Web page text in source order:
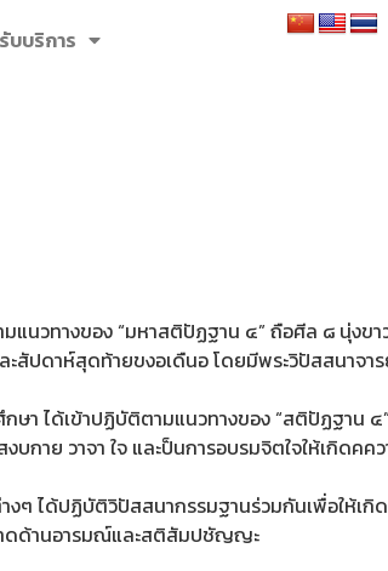
บริการ
นวทางของ “มหาสติปัฏฐาน ๔” ถือศีล ๘ นุ่งขา
สัปดาห์สุดท้ายขงอเดืนอ โดยมีพระวิปัสสนาจา
า ได้เข้าปฏิบัติตามแนวทางของ “สติปัฏฐาน ๔
กาย วาจา ใจ และป็นการอบรมจิตใจให้เกิดคค
ๆ ได้ปฏิบัติวิปัสสนากรรมฐานร่วมกันเพื่อให้เกิ
าดด้านอารมณ์และสติสัมปชัญญะ